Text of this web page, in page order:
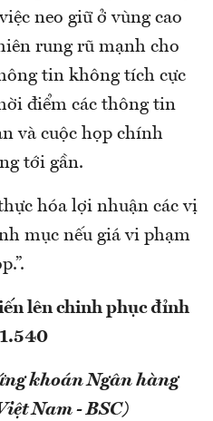
neo giữ ở vùng cao
rung rũ mạnh cho
tin không tích cực
điểm các thông tin
và cuộc họp chính
tới gần.
hóa lợi nhuận các vị
mục nếu giá vi phạm
lên chinh phục đỉnh
khoán Ngân hàng
Nam - BSC)